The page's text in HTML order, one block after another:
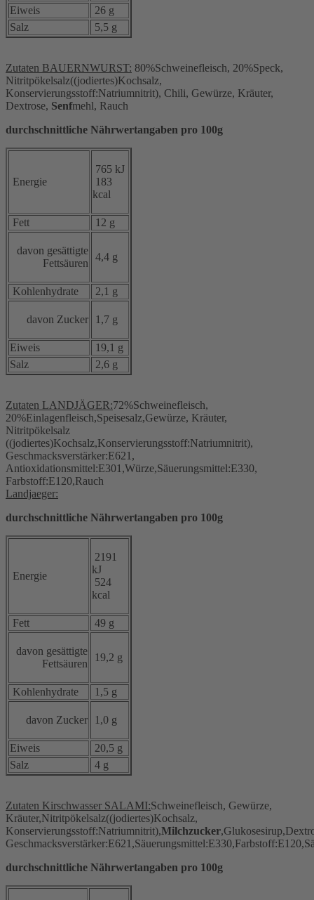
Eiweis
26 g
Salz
5,5 g
Zutaten BAUERNWURST: 80%Schweinefleisch, 20%Speck,
Nitritpökelsalz((jodiertes)Kochsalz,
Konservierungsstoff:Natriumnitrit), Chili, Gewürze, Kräuter,
Dextrose, Senfmehl, Rauch
durchschnittliche Nährwertangaben pro 100g
Energie
765 kJ
183
kcal
Fett 12 g
davon gesättigte
Fettsäuren
4,4 g
Kohlenhydrate 2,1 g
davon Zucker 1,7 g
Eiweis
19,1 g
Salz
2,6 g
Zutaten LANDJÄGER:72%Schweinefleisch,
20%Einlagenfleisch,Speisesalz,Gewürze, Kräuter,
Nitritpökelsalz
((jodiertes)Kochsalz,Konservierungsstoff:Natriumnitrit),
Geschmacksverstärker:E621,
Antioxidationsmittel:E301,Würze,Säuerungsmittel:E330,
Farbstoff:E120,Rauch
Landjaeger:
durchschnittliche Nährwertangaben pro 100g
Energie
2191
kJ
524
kcal
Fett 49 g
davon gesättigte
Fettsäuren
19,2 g
Kohlenhydrate 1,5 g
davon Zucker 1,0 g
Eiweis
20,5 g
Salz
4 g
Zutaten Kirschwasser SALAMI:Schweinefleisch, Gewürze,
Kräuter,Nitritpökelsalz((jodiertes)Kochsalz,
Konservierungsstoff:Natriumnitrit),Milchzucker
durchschnittliche Nährwertangaben pro 100g